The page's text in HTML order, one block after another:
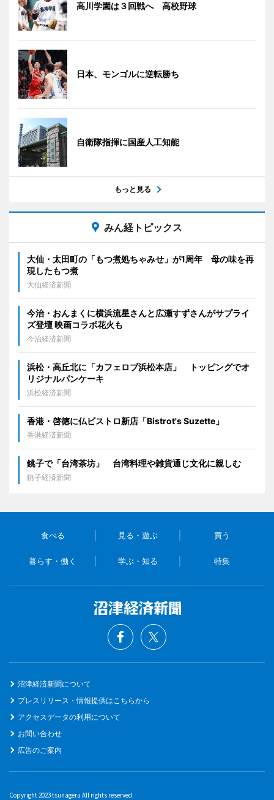
高川学園は３回戦へ 高校野球
日本、モンゴルに逆転勝ち
自衛隊指揮に国産人工知能
もっと見る
みん経トピックス
大仙・太田町の「もつ煮処ちゃみせ」が1周年 母の味を再
現したもつ煮
大仙経済新聞
今治・おんまくに横浜流星さんと広瀬すずさんがサプライ
ズ登壇 映画コラボ花火も
今治経済新聞
浜松・高丘北に「カフェロブ浜松本店」 トッピングでオ
リジナルパンケーキ
浜松経済新聞
香港・啓徳に仏ビストロ新店「Bistrot's Suzette」
香港経済新聞
銚子で「台湾茶坊」 台湾料理や雑貨通じ文化に親しむ
銚子経済新聞
食べる 見る・遊ぶ 買う
暮らす・働く 学ぶ・知る 特集
沼津経済新聞について
プレスリリース・情報提供はこちらから
アクセスデータの利用について
お問い合わせ
広告のご案内
Copyright 2023 tsunageru All rights reserved.